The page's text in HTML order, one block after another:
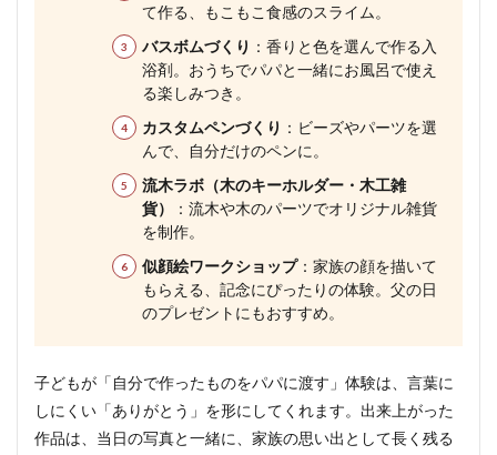
て作る、もこもこ食感のスライム。
バスボムづくり ：香りと色を選んで作る入
浴剤。おうちでパパと一緒にお風呂で使え
る楽しみつき。
カスタムペンづくり ：ビーズやパーツを選
んで、自分だけのペンに。
流木ラボ（木のキーホルダー・木工雑
貨）
：流木や木のパーツでオリジナル雑貨
を制作。
似顔絵ワークショップ：家族の顔を描いて
もらえる、記念にぴったりの体験。父の日
のプレゼントにもおすすめ。
子どもが「自分で作ったものをパパに渡す」体験は、言葉に
しにくい「ありがとう」を形にしてくれます。出来上がった
作品は、当日の写真と一緒に、家族の思い出として長く残る